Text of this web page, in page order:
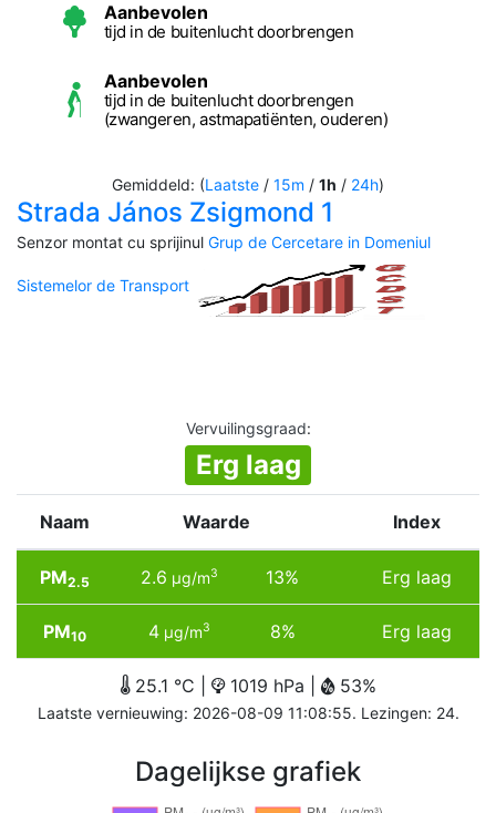
Aanbevolen
tijd in de buitenlucht doorbrengen
Aanbevolen
tijd in de buitenlucht doorbrengen
(zwangeren, astmapatiënten, ouderen)
Gemiddeld: (Laatste / 15m / 1h / 24h)
Strada János Zsigmond 1
Senzor montat cu sprijinul Grup de Cercetare in Domeniul
Sistemelor de Transport
Vervuilingsgraad:
Erg laag
Naam Waarde Index
PM2.5 2.6 µg/m3 13% Erg laag
PM10 4µg/m3 8% Erg laag
25.1 °C | 1019 hPa | 53%
Laatste vernieuwing: 2026-08-09 11:08:55. Lezingen: 24.
Dagelijkse grafiek